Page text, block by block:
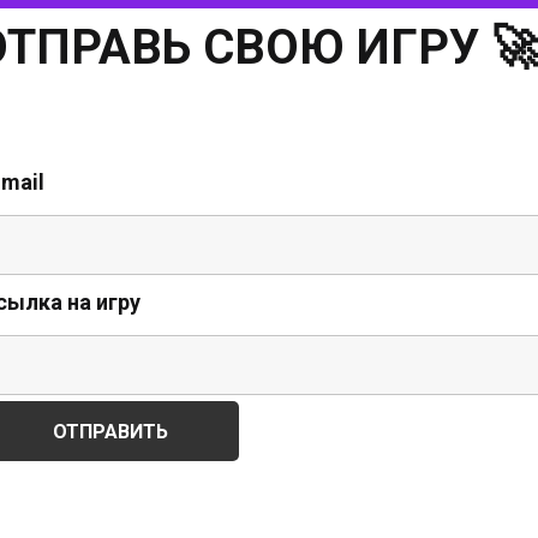
СВОЮ ИГРУ 🚀
на игру